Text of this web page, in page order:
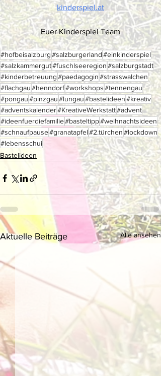
kinderspiel.at
Euer Kinderspiel Team
#hofbeisalzburg#salzburgerland#einkinderspiel
#salzkammergut#fuschlseeregion#salzburgstadt
#kinderbetreuung#paedagogin#strasswalchen
#flachgau#henndorf#workshops#tennengau
#pongau#pinzgau#lungau#bastelideen#kreativ
#adventskalender#KreativeWerkstatt#advent
#ideenfuerdiefamilie#basteltipp#weihnachtsideen
#schnaufpause#granatapfel#2.türchen#lockdown
#lebensschui
Bastelideen
Aktuelle Beiträge Alle ansehen